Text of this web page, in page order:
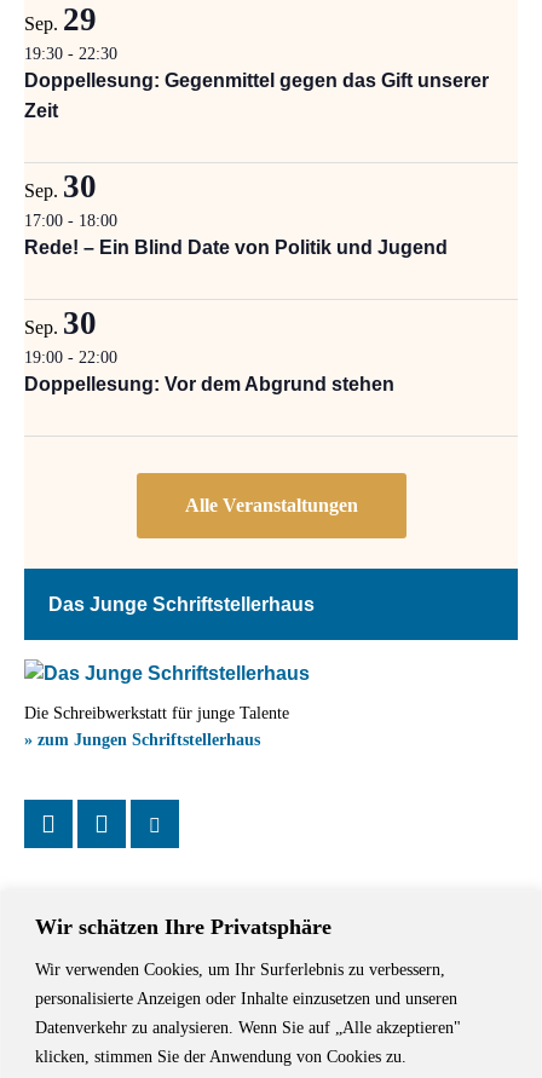
Wir schätzen Ihre Privatsphäre
Wir verwenden Cookies, um Ihr Surferlebnis zu verbessern,
personalisierte Anzeigen oder Inhalte einzusetzen und unseren
Datenverkehr zu analysieren. Wenn Sie auf „Alle akzeptieren"
klicken, stimmen Sie der Anwendung von Cookies zu.
Sep. 29
19:30 - 22:30
Doppellesung: Gegenmittel gegen das Gift unserer
Zeit
Sep. 30
17:00 - 18:00
Rede! – Ein Blind Date von Politik und Jugend
Sep. 30
19:00 - 22:00
Doppellesung: Vor dem Abgrund stehen
Das Junge Schriftstellerhaus
Die Schreibwerkstatt für junge Talente
» zum Jungen Schriftstellerhaus
Das Schriftstellerhaus ist ein beliebter Treffpunkt für Autorinnen und
Autoren aus Stuttgart und der Region sowie ein Veranstaltungsort für
Lesungen, Tagungen und Schreibwerkstätten.